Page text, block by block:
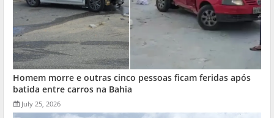
Homem morre e outras cinco pessoas ficam feridas após
batida entre carros na Bahia
July 25, 2026